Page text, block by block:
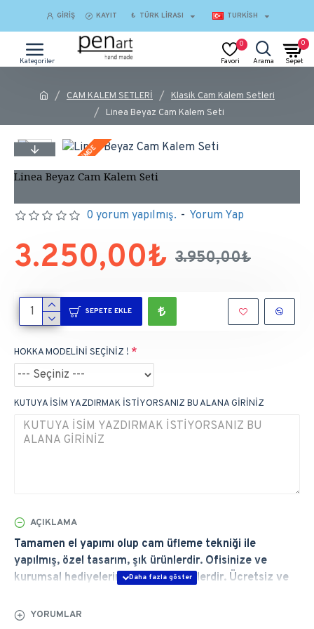
GIRIŞ KAYIT ₺ TÜRK LIRASI TURKISH
0 0
CAM KALEM SETLERİ
Klasik Cam Kalem Setleri
Linea Beyaz Cam Kalem Seti
İNDİRİMDE
Linea Beyaz Cam Kalem Seti
0 yorum yapılmış. - Yorum Yap
3.250,00₺ 3.950,00₺
HOKKA MODELİNİ SEÇİNİZ !
KUTUYA İSİM YAZDIRMAK İSTİYORSANIZ BU ALANA GİRİNİZ
SEPETE EKLE
AÇIKLAMA
Tamamen el yapımı olup cam üfleme tekniği ile
yapılmış, özel tasarım, şık ürünlerdir. Ofisinize ve
kurumsal hediyelerinize uygun ürünlerdir. Ücretsiz ve
Eder...YORUMLAR